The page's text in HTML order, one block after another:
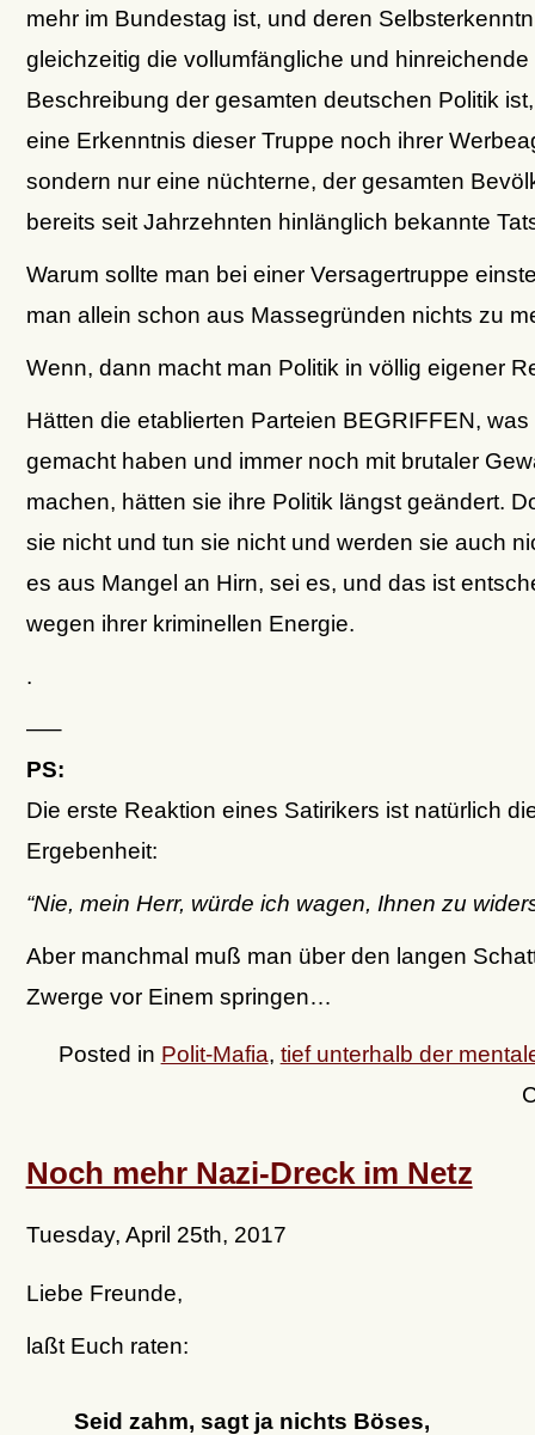
mehr im Bundestag ist, und deren
gleichzeitig die vollumfängliche und hinreichende
Beschreibung der gesamten deutschen Politik
eine Erkenntnis dieser Truppe noch ihrer
sondern nur eine nüchterne, der gesamten
bereits seit Jahrzehnten hinlänglich bekannte
Warum sollte man bei einer Versagertruppe
man allein schon aus Massegründen nichts zu
Wenn, dann macht man Politik in völlig eigener
Hätten die etablierten Parteien BEGRIFFEN,
gemacht haben und immer noch mit brutaler
machen, hätten sie ihre Politik längst geändert.
sie nicht und tun sie nicht und werden sie auch
es aus Mangel an Hirn, sei es, und das ist
wegen ihrer kriminellen Energie.
.
—–
PS:
Die erste Reaktion eines Satirikers ist natürlich
Ergebenheit:
“Nie, mein Herr, würde ich wagen, Ihnen zu
Aber manchmal muß man über den langen
Zwerge vor Einem springen…
Posted in Polit-Mafia, tief unterhalb der
Noch mehr Nazi-Dreck im Netz
Tuesday, April 25th, 2017
Liebe Freunde,
laßt Euch raten:
Seid zahm, sagt ja nichts Böses,